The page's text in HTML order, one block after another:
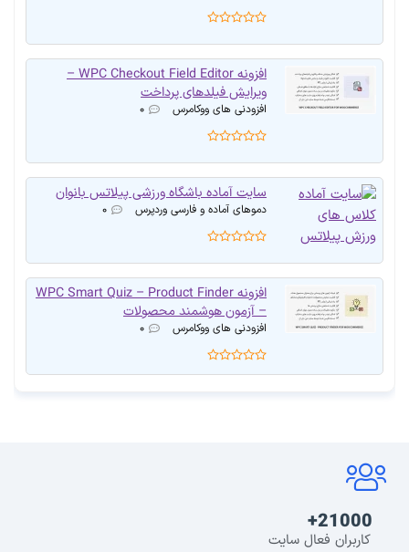
افزونه WPC Checkout Field Editor –
ویرایش فیلدهای پرداخت
افزودنی های ووکامرس ۰
سایت آماده باشگاه ورزشی پیلاتس بانوان
دموهای آماده و فارسی وردپرس ۰
افزونه WPC Smart Quiz – Product Finder
– آزمون هوشمند محصولات
افزودنی های ووکامرس ۰
21000+
کاربران فعال سایت